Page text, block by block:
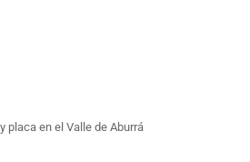
placa en el Valle de Aburrá